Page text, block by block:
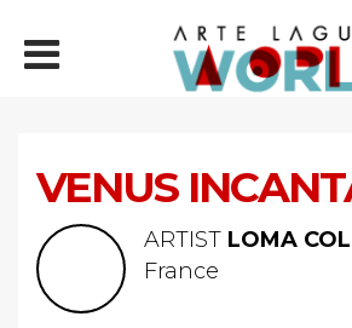
VENUS
ARTIST LOMA
France